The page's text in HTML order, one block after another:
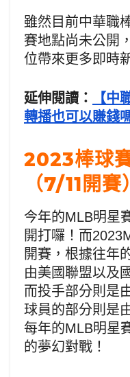
雖然目前中華職
賽地點尚未公開
位帶來更多即時
延伸閱讀：
【中
轉播也可以賺錢
2023棒球
（7/11開賽）
今年的MLB明星
開打囉！而
開賽，根據往年
由美國聯盟以及
而投手部分則是
球員的部分則是
每年的MLB明星
的夢幻對戰！